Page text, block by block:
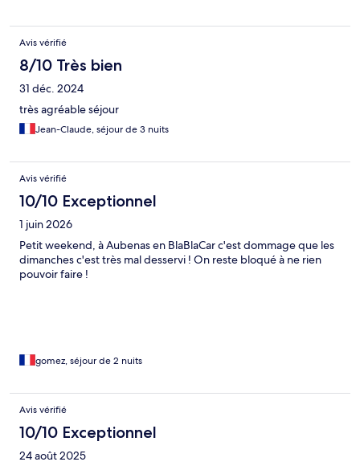
Avis vérifié
8/10 Très bien
31 déc. 2024
très agréable séjour
Jean-Claude, séjour de 3 nuits
Avis vérifié
10/10 Exceptionnel
1 juin 2026
Petit weekend, à Aubenas en BlaBlaCar c'est dommage que les
dimanches c'est très mal desservi ! On reste bloqué à ne rien
pouvoir faire !
gomez, séjour de 2 nuits
Avis vérifié
10/10 Exceptionnel
24 août 2025